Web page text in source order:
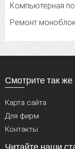
Компьютерная
Ремонт
Смотрите так же
Карта сайта
Для фирм
Контакты
Читайте наши